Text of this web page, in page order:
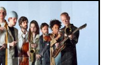
VENSTER